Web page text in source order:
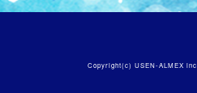
Copyright(c)USEN-ALMEX inc,